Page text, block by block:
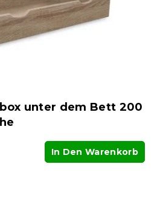
unter dem Bett 200
In Den Warenkorb